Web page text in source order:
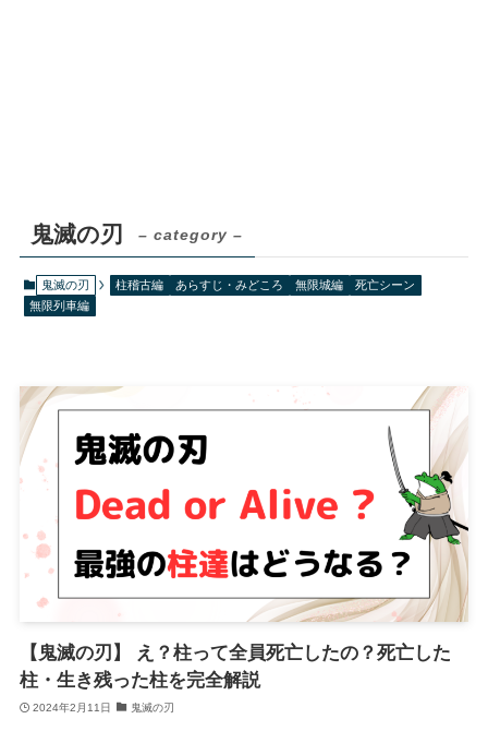
鬼滅の刃 – category –
鬼滅の刃 柱稽古編 あらすじ・みどころ 無限城編
死亡シーン
無限列車編
【鬼滅の刃】 え？柱って全員死亡したの？死亡した
柱・生き残った柱を完全解説
2024年2月11日 鬼滅の刃